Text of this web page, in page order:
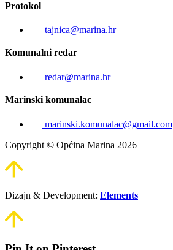
Protokol
tajnica@marina.hr
Komunalni redar
redar@marina.hr
Marinski komunalac
marinski.komunalac@gmail.com
Copyright © Općina Marina 2026
Dizajn & Development: Elements